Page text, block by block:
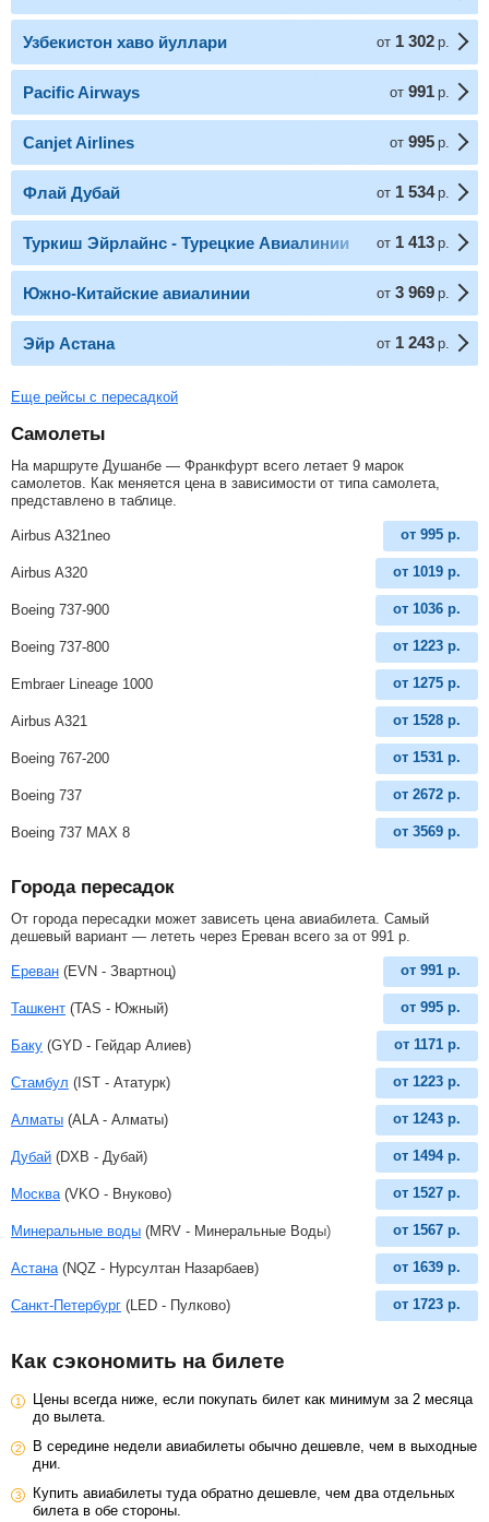
Узбекистон хаво йуллари от 1 302 р.
Pacific Airways от 991 р.
Canjet Airlines от 995 р.
Флай Дубай от 1 534 р.
Туркиш Эйрлайнс - Турецкие Авиалинии от 1 413 р.
Южно-Китайские авиалинии от 3 969 р.
Эйр Астана от 1 243 р.
Еще рейсы с пересадкой
Самолеты
На маршруте Душанбе — Франкфурт всего летает 9 марок
самолетов. Как меняется цена в зависимости от типа самолета,
представлено в таблице.
Airbus A321neo от 995 р.
Airbus A320 от 1019 р.
Boeing 737-900 от 1036 р.
Boeing 737-800 от 1223 р.
Embraer Lineage 1000 от 1275 р.
Airbus A321 от 1528 р.
Boeing 767-200 от 1531 р.
Boeing 737 от 2672 р.
Boeing 737 MAX 8 от 3569 р.
Города пересадок
От города пересадки может зависеть цена авиабилета. Самый
дешевый вариант — лететь через Ереван всего за от 991 р
Ереван (EVN - Звартноц) от 991 р.
Ташкент (TAS - Южный) от 995 р.
Баку (GYD - Гейдар Алиев) от 1171 р.
Стамбул (IST - Ататурк) от 1223 р.
Алматы (ALA - Алматы) от 1243 р.
Дубай (DXB - Дубай) от 1494 р.
Москва (VKO - Внуково) от 1527 р.
Минеральные воды (MRV - Минеральные Воды) от 1567 р.
Астана (NQZ - Нурсултан Назарбаев) от 1639 р.
Санкт-Петербург (LED - Пулково) от 1723 р.
Как сэкономить на билете
Цены всегда ниже, если покупать билет как минимум за 2 месяца
до вылета.
В середине недели авиабилеты обычно дешевле, чем в выходные
дни.
Купить авиабилеты туда обратно дешевле, чем два отдельных
билета в обе стороны.